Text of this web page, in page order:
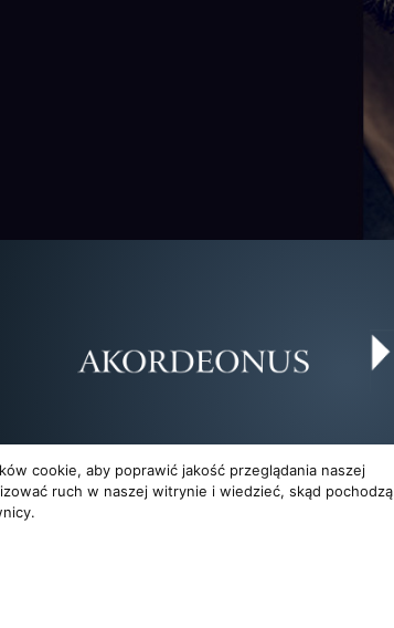
cookie, aby poprawić jakość przeglądania naszej
ruch w naszej witrynie i wiedzieć, skąd pochodzą